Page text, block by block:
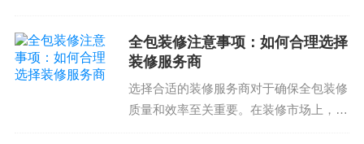
重要。那么，如何正确估算和控制家庭装
修预算呢？家庭装修预算估算注意事项家
全包装修注意事项：如何合理选择
装修服务商
选择合适的装修服务商对于确保全包装修
质量和效率至关重要。在装修市场上，各